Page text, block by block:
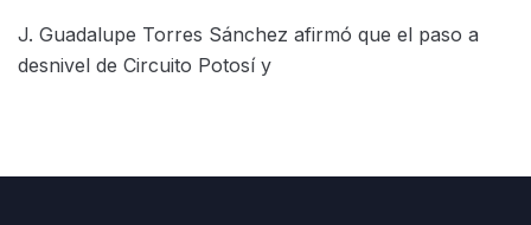
J. Guadalupe Torres Sánchez afirmó que el paso a
desnivel de Circuito Potosí y